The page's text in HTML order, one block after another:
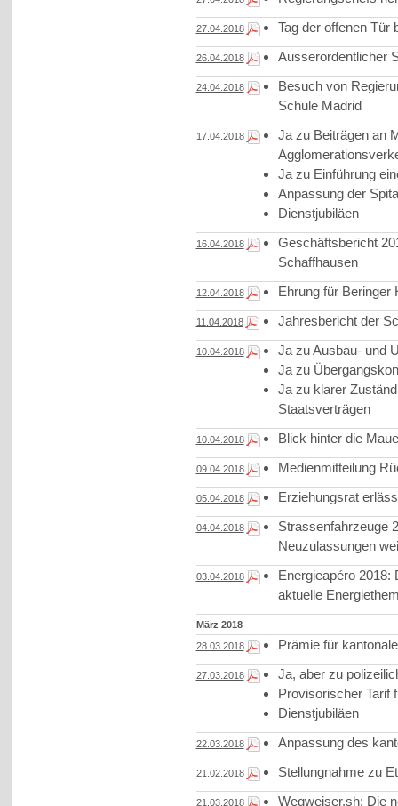
27.04.2018 Tag der offenen Tür
26.04.2018 Ausserordentlicher
24.04.2018
Besuch von
Schule Madrid
17.04.2018
Ja zu Beiträgen an
Ja zu Einführung
Anpassung der
Dienstjubiläen
16.04.2018
Geschäftsbericht
Schaffhausen
12.04.2018 Ehrung für Beringer
11.04.2018 Jahresbericht der
10.04.2018
Ja zu Ausbau- und
Ja zu
Ja zu klarer
Staatsverträgen
10.04.2018 Blick hinter die
09.04.2018 Medienmitteilung
05.04.2018 Erziehungsrat
04.04.2018
Strassenfahrzeuge
Neuzulassungen
03.04.2018
Energieapéro 2018:
aktuelle
März 2018
28.03.2018
Prämie für
27.03.2018
Ja, aber zu
Provisorischer Tarif
Dienstjubiläen
22.03.2018 Anpassung des
21.02.2018 Stellungnahme zu
21.03.2018
Wegweiser.sh: Die